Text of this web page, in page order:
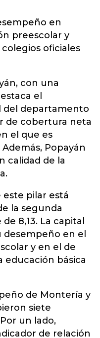
en
preescolar y
oficiales
con una
el
del departamento
de cobertura neta
el que es
Popayán
calidad de la
este pilar está
la segunda
8,13. La capital
desempeño en el
y en el de
educación básica
de Montería y
siete
un lado,
de relación